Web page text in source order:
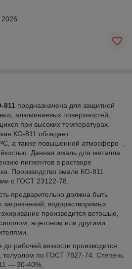
2026
811 предназначена для защитной
алюминиевых поверхностей,
при высоких температурах.
КО-811 обладает
а также повышенной атмосферо -,
Данная эмаль для металла
пигментов в растворе
Производство эмали КО-811
с ГОСТ 23122-78.
предварительно должна быть
водорастворимых
производится ветошью,
ацетоном или другими
рабочей вязкости производится
толуолом по ГОСТ 7827-74. Степень
— 30-40%,